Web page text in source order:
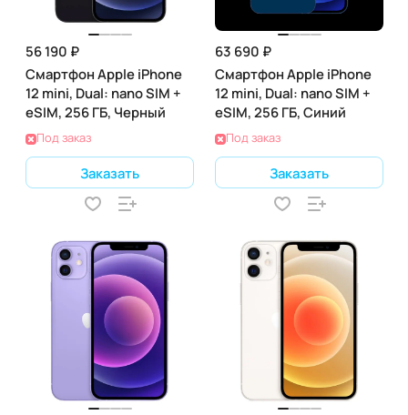
56 190 ₽
Смартфон Apple iPhone
12 mini, Dual: nano SIM +
eSIM, 256 ГБ, Черный
Под заказ
Заказать
63 690 ₽
Смартфон Apple iPhone
12 mini, Dual: nano SIM +
eSIM, 256 ГБ, Синий
Под заказ
Заказать